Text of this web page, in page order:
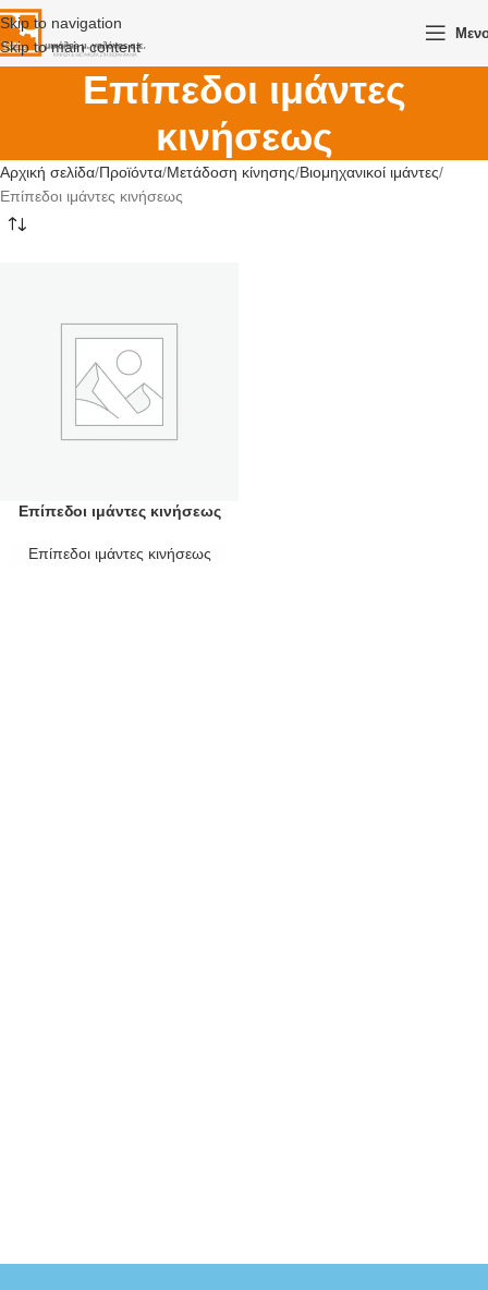
Skip to navigation
Skip to main content
Επίπεδοι ιμάντες
κινήσεως
Αρχική σελίδα Προϊόντα Μετάδοση κίνησης Βιομηχανικοί ιμάντες
Επίπεδοι ιμάντες κινήσεως
Επίπεδοι ιμάντες κινήσεως
Επίπεδοι ιμάντες κινήσεως